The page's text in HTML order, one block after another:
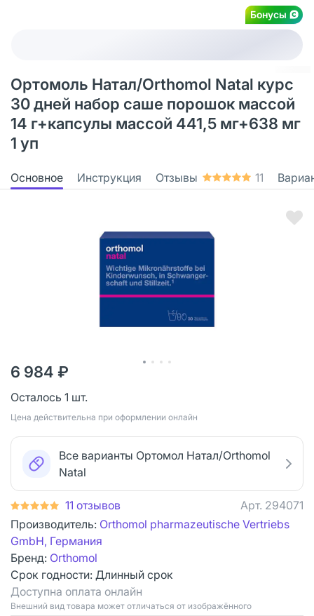
Бонусы
Ортомоль Натал/Orthomol Natal курс
30 дней набор саше порошок массой
14 г+капсулы массой 441,5 мг+638 мг
1 уп
Основное Инструкция Отзывы 11
6 984 ₽
Осталось 1 шт.
Цена действительна при оформлении онлайн
Все варианты Ортомол Натал/Orthomol
Natal
11 отзывов Арт. 294071
Производитель: Orthomol pharmazeutische Vertriebs
GmbH, Германия
Бренд: Orthomol
Срок годности: Длинный срок
Доступна оплата онлайн
Bнешний вид товара может отличаться от изображённого